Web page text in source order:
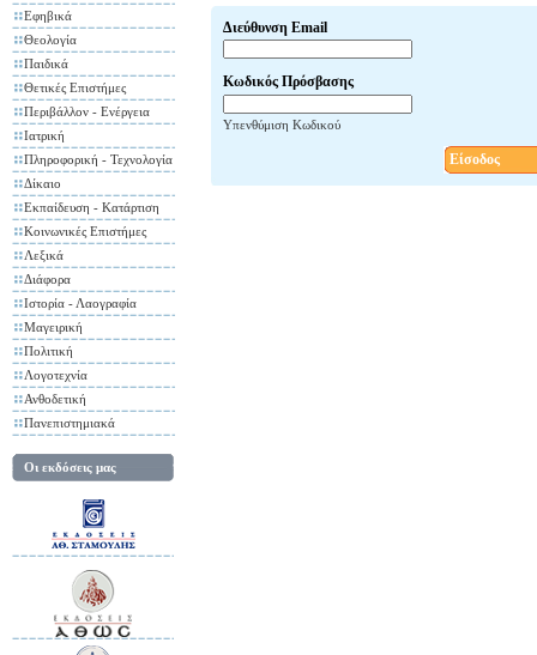
Εφηβικά
Θεολογία
Παιδικά
Θετικές Επιστήμες
Περιβάλλον - Ενέργεια
Ιατρική
Πληροφορική - Τεχνολογία
Δίκαιο
Εκπαίδευση - Κατάρτιση
Κοινωνικές Επιστήμες
Λεξικά
Διάφορα
Ιστορία - Λαογραφία
Μαγειρική
Πολιτική
Λογοτεχνία
Ανθοδετική
Πανεπιστημιακά
Οι εκδόσεις μας
Διεύθυνση Email
Κωδικός Πρόσβασης
Υπενθύμιση Κωδικού
Είσοδος